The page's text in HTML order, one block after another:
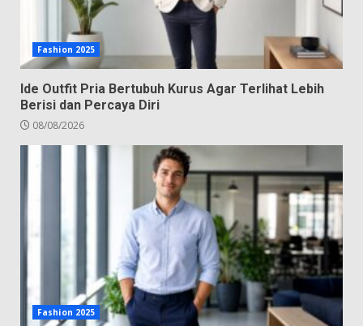
Fashion 2025
Ide Outfit Pria Bertubuh Kurus Agar Terlihat Lebih
Berisi dan Percaya Diri
08/08/2026
Fashion 2025